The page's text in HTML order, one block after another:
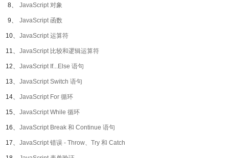
8、 JavaScript 对象
9、 JavaScript 函数
10、 JavaScript 运算符
11、 JavaScript 比较和逻辑运算符
12、 JavaScript If...Else 语句
13、 JavaScript Switch 语句
14、 JavaScript For 循环
15、 JavaScript While 循环
16、 JavaScript Break 和 Continue 语句
17、 JavaScript 错误 - Throw、Try 和 Catch